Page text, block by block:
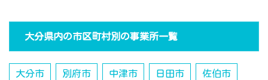
大分県内の市区町村別の事業所一覧
大分市 別府市 中津市 日田市 佐伯市